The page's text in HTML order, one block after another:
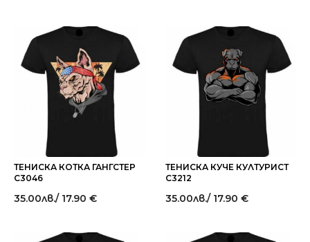
ТЕНИСКА КОТКА ГАНГСТЕР
C3046
35.00лв./ 17.90 €
ТЕНИСКА КУЧЕ КУЛТУРИСТ
C3212
35.00лв./ 17.90 €